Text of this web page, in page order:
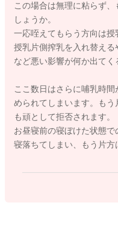
お昼寝の前後でもあまり
起きている時よりも寝ぼけ
あります。
もし寝ぼけているタイミ
ようでしたら、この時を活
おっぱいへの刺激を増や
れることで分泌維持にもつ
夜間にまとまって寝てしま
そうして少量でも飲んで
この場合は無理に粘らず
しょうか。
一応咥えてもらう方向は
授乳片側搾乳を入れ替え
など悪い影響が何か出てく
ここ数日はさらに哺乳時
められてしまいます。も
も頑として拒否されます。
お昼寝前の寝ぼけた状態
寝落ちてしまい、もう片方